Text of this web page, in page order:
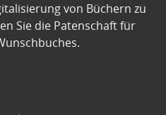
von Büchern zu
Sie die Patenschaft für